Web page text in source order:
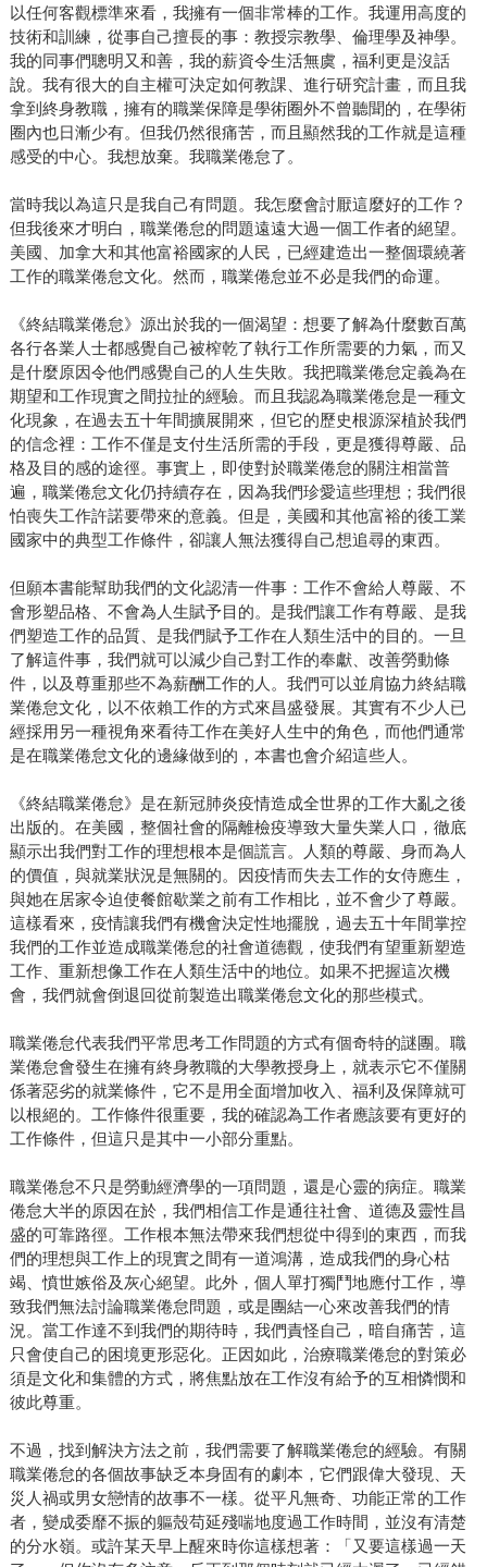
以任何客觀標準來看，我擁有一個非常棒的工作。我運用高度的
技術和訓練，從事自己擅長的事：教授宗教學、倫理學及神學。
我的同事們聰明又和善，我的薪資令生活無虞，福利更是沒話
說。我有很大的自主權可決定如何教課、進行研究計畫，而且我
拿到終身教職，擁有的職業保障是學術圈外不曾聽聞的，在學術
圈內也日漸少有。但我仍然很痛苦，而且顯然我的工作就是這種
感受的中心。我想放棄。我職業倦怠了。
當時我以為這只是我自己有問題。我怎麼會討厭這麼好的工作？
但我後來才明白，職業倦怠的問題遠遠大過一個工作者的絕望。
美國、加拿大和其他富裕國家的人民，已經建造出一整個環繞著
工作的職業倦怠文化。然而，職業倦怠並不必是我們的命運。
《終結職業倦怠》源出於我的一個渴望：想要了解為什麼數百萬
各行各業人士都感覺自己被榨乾了執行工作所需要的力氣，而又
是什麼原因令他們感覺自己的人生失敗。我把職業倦怠定義為在
期望和工作現實之間拉扯的經驗。而且我認為職業倦怠是一種文
化現象，在過去五十年間擴展開來，但它的歷史根源深植於我們
的信念裡：工作不僅是支付生活所需的手段，更是獲得尊嚴、品
格及目的感的途徑。事實上，即使對於職業倦怠的關注相當普
遍，職業倦怠文化仍持續存在，因為我們珍愛這些理想；我們很
怕喪失工作許諾要帶來的意義。但是，美國和其他富裕的後工業
國家中的典型工作條件，卻讓人無法獲得自己想追尋的東西。
但願本書能幫助我們的文化認清一件事：工作不會給人尊嚴、不
會形塑品格、不會為人生賦予目的。是我們讓工作有尊嚴、是我
們塑造工作的品質、是我們賦予工作在人類生活中的目的。一旦
了解這件事，我們就可以減少自己對工作的奉獻、改善勞動條
件，以及尊重那些不為薪酬工作的人。我們可以並肩協力終結職
業倦怠文化，以不依賴工作的方式來昌盛發展。其實有不少人已
經採用另一種視角來看待工作在美好人生中的角色，而他們通常
是在職業倦怠文化的邊緣做到的，本書也會介紹這些人。
《終結職業倦怠》是在新冠肺炎疫情造成全世界的工作大亂之後
出版的。在美國，整個社會的隔離檢疫導致大量失業人口，徹底
顯示出我們對工作的理想根本是個謊言。人類的尊嚴、身而為人
的價值，與就業狀況是無關的。因疫情而失去工作的女侍應生，
與她在居家令迫使餐館歇業之前有工作相比，並不會少了尊嚴。
這樣看來，疫情讓我們有機會決定性地擺脫，過去五十年間掌控
我們的工作並造成職業倦怠的社會道德觀，使我們有望重新塑造
工作、重新想像工作在人類生活中的地位。如果不把握這次機
會，我們就會倒退回從前製造出職業倦怠文化的那些模式。
職業倦怠代表我們平常思考工作問題的方式有個奇特的謎團。職
業倦怠會發生在擁有終身教職的大學教授身上，就表示它不僅關
係著惡劣的就業條件，它不是用全面增加收入、福利及保障就可
以根絕的。工作條件很重要，我的確認為工作者應該要有更好的
工作條件，但這只是其中一小部分重點。
職業倦怠不只是勞動經濟學的一項問題，還是心靈的病症。職業
倦怠大半的原因在於，我們相信工作是通往社會、道德及靈性昌
盛的可靠路徑。工作根本無法帶來我們想從中得到的東西，而我
們的理想與工作上的現實之間有一道鴻溝，造成我們的身心枯
竭、憤世嫉俗及灰心絕望。此外，個人單打獨鬥地應付工作，導
致我們無法討論職業倦怠問題，或是團結一心來改善我們的情
況。當工作達不到我們的期待時，我們責怪自己，暗自痛苦，這
只會使自己的困境更形惡化。正因如此，治療職業倦怠的對策必
須是文化和集體的方式，將焦點放在工作沒有給予的互相憐憫和
彼此尊重。
不過，找到解決方法之前，我們需要了解職業倦怠的經驗。有關
職業倦怠的各個故事缺乏本身固有的劇本，它們跟偉大發現、天
災人禍或男女戀情的故事不一樣。從平凡無奇、功能正常的工作
者，變成委靡不振的軀殼苟延殘喘地度過工作時間，並沒有清楚
的分水嶺。或許某天早上醒來時你這樣想著：「又要這樣過一天